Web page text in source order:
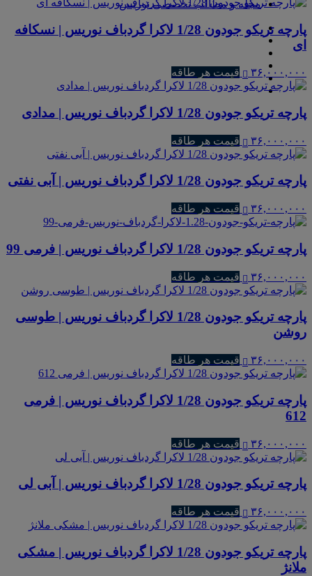
مجله و مطالب تخصصی نوریس
پارچه تریکو جودون 1/28 لاکرا گردباف نوریس | نسکافه
ای
۳۶,۰۰۰,۰۰۰ قیمت هر طاقه
پارچه تریکو جودون 1/28 لاکرا گردباف نوریس | مدادی
۳۶,۰۰۰,۰۰۰ قیمت هر طاقه
پارچه تریکو جودون 1/28 لاکرا گردباف نوریس | آبی نفتی
۳۶,۰۰۰,۰۰۰ قیمت هر طاقه
پارچه تریکو جودون 1/28 لاکرا گردباف نوریس | فرمی 99
۳۶,۰۰۰,۰۰۰ قیمت هر طاقه
پارچه تریکو جودون 1/28 لاکرا گردباف نوریس | طوسی
روشن
۳۶,۰۰۰,۰۰۰ قیمت هر طاقه
پارچه تریکو جودون 1/28 لاکرا گردباف نوریس | فرمی
612
۳۶,۰۰۰,۰۰۰ قیمت هر طاقه
پارچه تریکو جودون 1/28 لاکرا گردباف نوریس | آبی لی
۳۶,۰۰۰,۰۰۰ قیمت هر طاقه
پارچه تریکو جودون 1/28 لاکرا گردباف نوریس | مشکی
ملانژ